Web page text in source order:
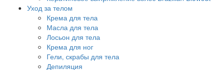
Уход за телом
Крема для тела
Масла для тела
Лосьон для тела
Крема для ног
Гели, скрабы для тела
Депиляция